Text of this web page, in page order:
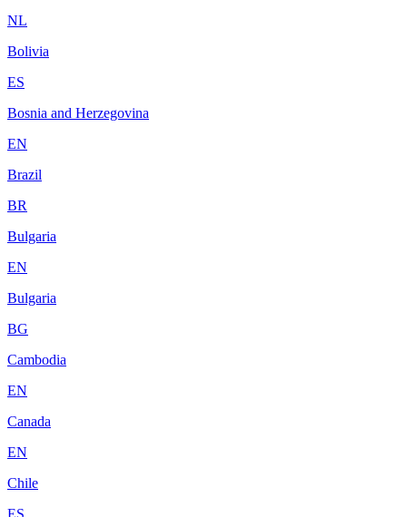
NL
Bolivia
ES
Bosnia and Herzegovina
EN
Brazil
BR
Bulgaria
EN
Bulgaria
BG
Cambodia
EN
Canada
EN
Chile
ES